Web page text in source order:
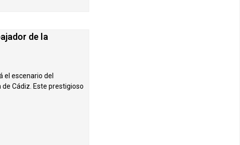
de la
el escenario del
Cádiz. Este prestigioso